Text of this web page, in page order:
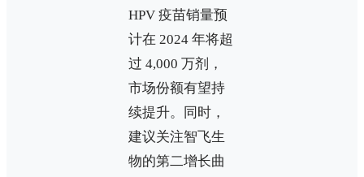
HPV 疫苗销量预
计在 2024 年将超
过 4,000 万剂，
市场份额有望持
续提升。同时，
建议关注智飞生
物的第二增长曲